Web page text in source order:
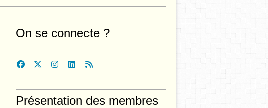
On se connecte ?
Présentation des membres